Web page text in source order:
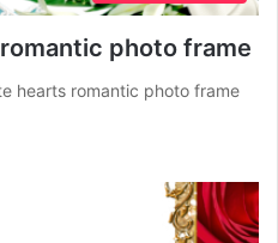
photo frame
hearts romantic photo frame